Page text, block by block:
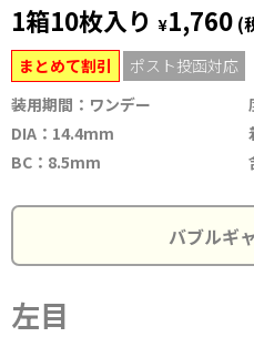
1箱10枚入り ¥1,760 (
まとめて割引
ポスト投函対応
装用期間：ワンデー
DIA：14.4mm
BC：8.5mm
左目